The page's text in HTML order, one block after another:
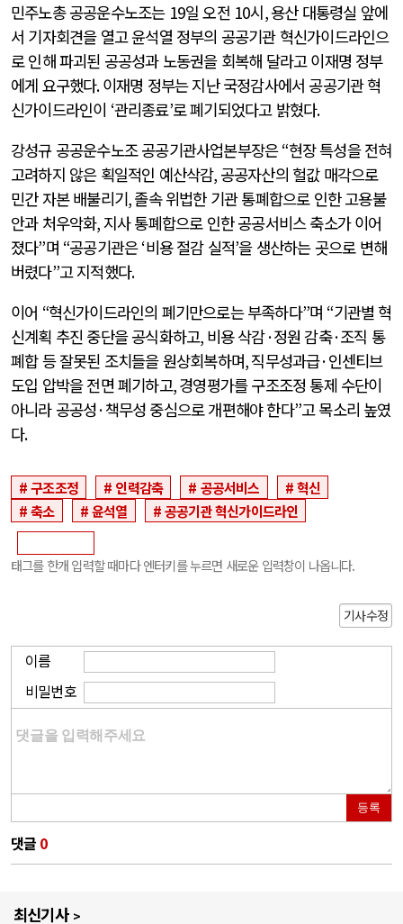
민주노총 공공운수노조는 19일 오전 10시,용산 대통령실 앞에
서 기자회견을 열고 윤석열 정부의 공공기관 혁신가이드라인으
로 인해 파괴된 공공성과 노동권을 회복해 달라고 이재명 정부
에게 요구했다.이재명 정부는 지난 국정감사에서 공공기관 혁
신가이드라인이 ‘관리종료’로 폐기되었다고 밝혔다.
강성규 공공운수노조 공공기관사업본부장은“현장 특성을 전혀
고려하지 않은 획일적인 예산삭감, 공공자산의 헐값 매각으로
민간 자본 배불리기,졸속 위법한 기관 통폐합으로 인한 고용불
안과 처우악화, 지사 통폐합으로 인한 공공서비스 축소가 이어
졌다”며 “공공기관은‘비용 절감 실적’을 생산하는 곳으로 변해
버렸다”고 지적했다.
이어 “혁신가이드라인의 폐기만으로는 부족하다”며 “기관별 혁
신계획 추진 중단을 공식화하고, 비용 삭감·정원 감축·조직 통
폐합 등 잘못된 조치들을 원상회복하며,직무성과급·인센티브
도입 압박을 전면 폐기하고,경영평가를 구조조정 통제 수단이
아니라 공공성·책무성 중심으로 개편해야 한다”고 목소리 높였
다.
구조조정 인력감축 공공서비스
혁신
축소
윤석열 공공기관 혁신가이드라인
태그를 한개 입력할 때마다 엔터키를 누르면 새로운 입력창이 나옵니다.
기사수정
이름
비밀번호
등록
댓글 0
최신기사